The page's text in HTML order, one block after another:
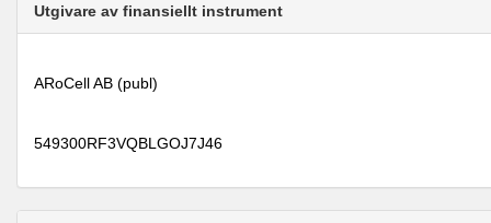
Utgivare av finansiellt instrument
ARoCell AB (publ)
549300RF3VQBLGOJ7J46